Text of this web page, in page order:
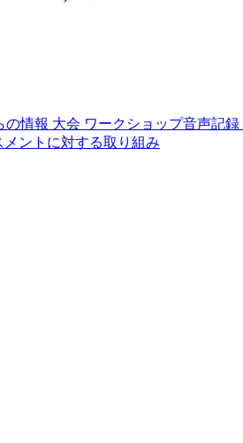
の情報 大会 ワークショップ音声記録
メントに対する取り組み